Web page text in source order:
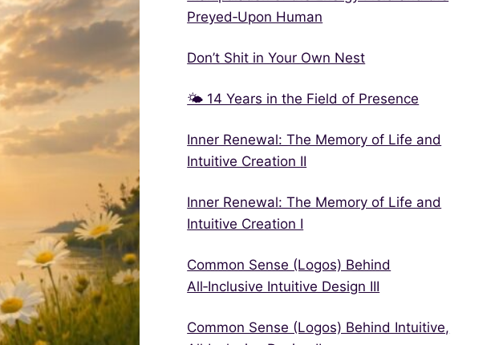
Preyed‑Upon Human
Don’t Shit in Your Own Nest
🌤 14 Years in the Field of Presence
Inner Renewal: The Memory of Life and
Intuitive Creation II
Inner Renewal: The Memory of Life and
Intuitive Creation I
Common Sense (Logos) Behind
All‑Inclusive Intuitive Design III
Common Sense (Logos) Behind Intuitive,